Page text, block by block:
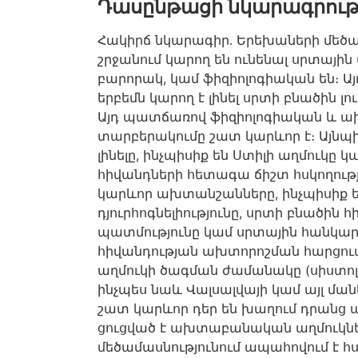
Դասընթացի
Հակիրճ նկարագիր․ Երեխաների
շրջանում կարող են ունենալ սրտային
բարորակ, կամ ֆիզիոլոգիական են։
երբեմն կարող է լինել սրտի բնածին
Այդ պատճառով ֆիզիոլոգիական
տարբերակումը շատ կարևոր է։
լինելը, ինչպիսիք են Ստիլի աղմուկը
հիվանդների հետագա ճիշտ
կարևոր ախտանշանները, ինչպիսիք
դյուրհոգնելիությունը, սրտի բնածին
պատմությունը կամ սրտային
հիվանդության ախտորոշման
աղմուկի ծագման ժամանակը (
ինչպես նաև Վալսալվայի կամ այլ
շատ կարևոր դեր են խաղում դրանց
ցուցված է ախտաբանական
մեծամասնությունում ապահովում է